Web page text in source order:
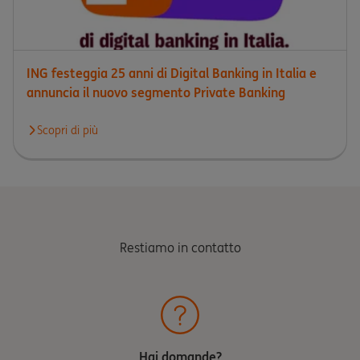
ING festeggia 25 anni di Digital Banking in Italia e
annuncia il nuovo segmento Private Banking
Scopri di più
Scopri di più circa ING festeggia 25 anni di Digital Banking in
Restiamo in contatto
Hai domande?